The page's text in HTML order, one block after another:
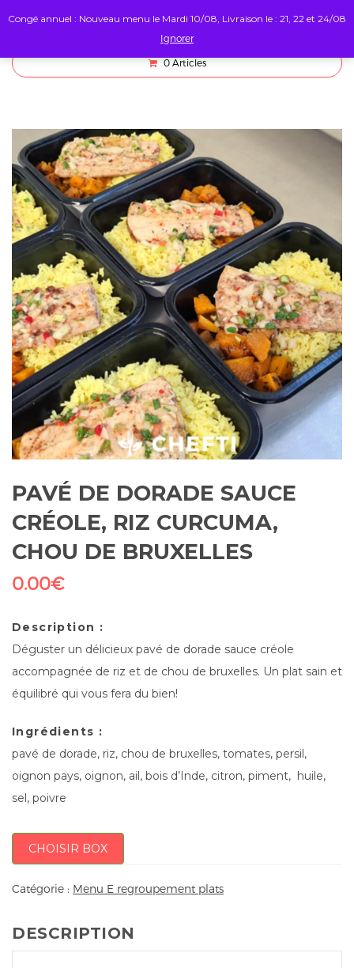
0 Articles
PAVÉ DE DORADE SAUCE
CRÉOLE, RIZ CURCUMA,
CHOU DE BRUXELLES
0.00€
Description :
Déguster un délicieux pavé de dorade sauce créole
accompagnée de riz et de chou de bruxelles. Un plat sain et
équilibré qui vous fera du bien!
Ingrédients :
pavé de dorade, riz, chou de bruxelles, tomates, persil,
oignon pays, oignon, ail, bois d’Inde, citron, piment, huile,
sel, poivre
CHOISIR BOX
Catégorie : Menu E regroupement plats
DESCRIPTION
Congé annuel : Nouveau menu le Mardi 10/08, Livraison le : 21, 22 et 24/08
Ignorer